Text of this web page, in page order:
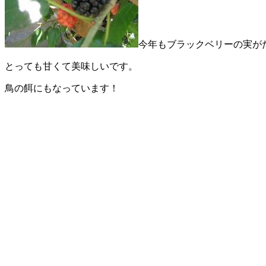
今年もブラックベリーの実が
とっても甘くて美味しいです。
鳥の餌にもなっています！